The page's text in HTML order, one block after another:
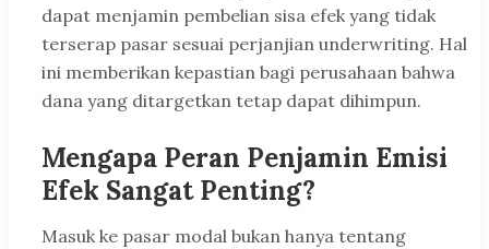
dapat menjamin pembelian sisa efek yang tidak
terserap pasar sesuai perjanjian underwriting. Hal
ini memberikan kepastian bagi perusahaan bahwa
dana yang ditargetkan tetap dapat dihimpun.
Mengapa Peran Penjamin Emisi
Efek Sangat Penting?
Masuk ke pasar modal bukan hanya tentang